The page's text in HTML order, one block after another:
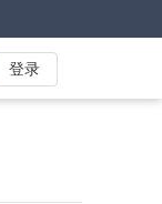
登录